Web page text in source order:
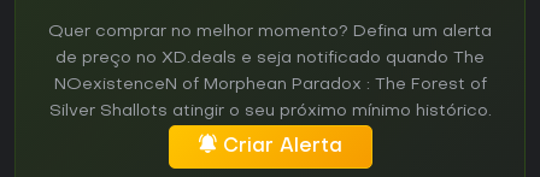
Quer comprar no melhor momento? Defina um alerta
de preço no XD.deals e seja notificado quando The
NOexistenceN of Morphean Paradox : The Forest of
Silver Shallots atingir o seu próximo mínimo histórico.
Criar Alerta